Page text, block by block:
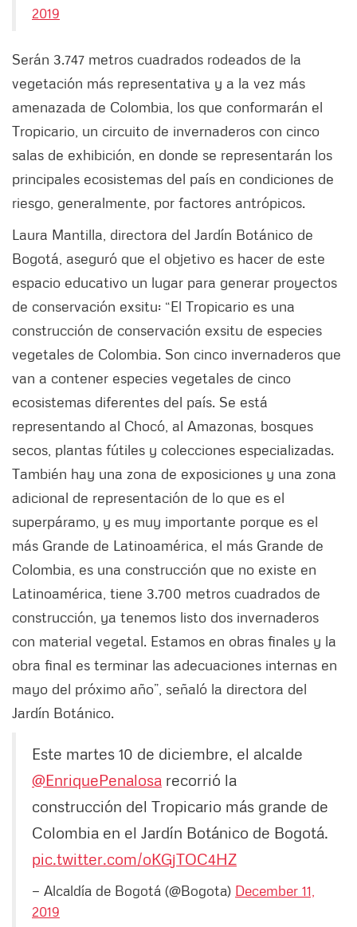
2019
Serán 3.747 metros cuadrados rodeados de la
vegetación más representativa y a la vez más
amenazada de Colombia, los que conformarán el
Tropicario, un circuito de invernaderos con cinco
salas de exhibición, en donde se representarán los
principales ecosistemas del país en condiciones de
riesgo, generalmente, por factores antrópicos.
Laura Mantilla, directora del Jardín Botánico de
Bogotá, aseguró que el objetivo es hacer de este
espacio educativo un lugar para generar proyectos
de conservación exsitu: “El Tropicario es una
construcción de conservación exsitu de especies
vegetales de Colombia. Son cinco invernaderos que
van a contener especies vegetales de cinco
ecosistemas diferentes del país. Se está
representando al Chocó, al Amazonas, bosques
secos, plantas fútiles y colecciones especializadas.
También hay una zona de exposiciones y una zona
adicional de representación de lo que es el
superpáramo, y es muy importante porque es el
más Grande de Latinoamérica, el más Grande de
Colombia, es una construcción que no existe en
Latinoamérica, tiene 3.700 metros cuadrados de
construcción, ya tenemos listo dos invernaderos
con material vegetal. Estamos en obras finales y la
obra final es terminar las adecuaciones internas en
mayo del próximo año”, señaló la directora del
Jardín Botánico.
Este martes 10 de diciembre, el alcalde
@EnriquePenalosa recorrió la
construcción del Tropicario más grande de
Colombia en el Jardín Botánico de Bogotá.
pic.twitter.com/oKGjTOC4HZ
— Alcaldía de Bogotá (@Bogota) December 11,
2019